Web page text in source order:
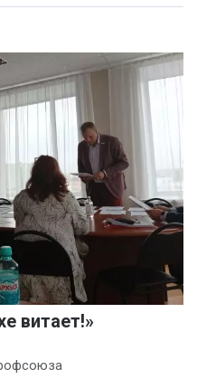
витает!»